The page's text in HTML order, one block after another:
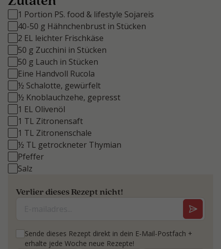
1 Portion PS. food & lifestyle Sojareis
40-50 g Hähnchenbrust in Stücken
2 EL leichter Frischkäse
50 g Zucchini in Stücken
50 g Lauch in Stücken
Eine Handvoll Rucola
½ Schalotte, gewürfelt
½ Knoblauchzehe, gepresst
1 EL Olivenöl
1 TL Zitronensaft
1 TL Zitronenschale
½ TL getrockneter Thymian
Pfeffer
Salz
Verlier dieses Rezept nicht!
Sende dieses Rezept direkt in dein E-Mail-Postfach +
erhalte jede Woche neue Rezepte!